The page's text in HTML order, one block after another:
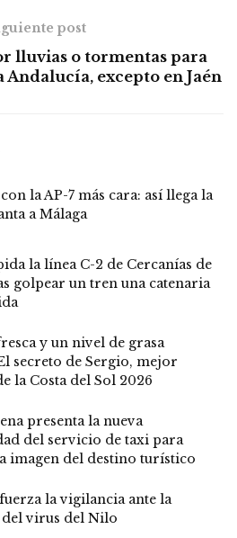
post
lluvias o tormentas para
Andalucía, excepto en Jaén
la AP-7 más cara: así llega la
a Málaga
la línea C-2 de Cercanías de
golpear un tren una catenaria
y un nivel de grasa
secreto de Sergio, mejor
la Costa del Sol 2026
presenta la nueva
del servicio de taxi para
imagen del destino turístico
la vigilancia ante la
del virus del Nilo